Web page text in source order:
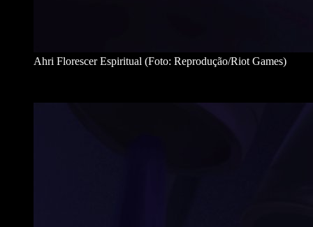
Ahri Florescer Espiritual (Foto: Reprodução/Riot Games)